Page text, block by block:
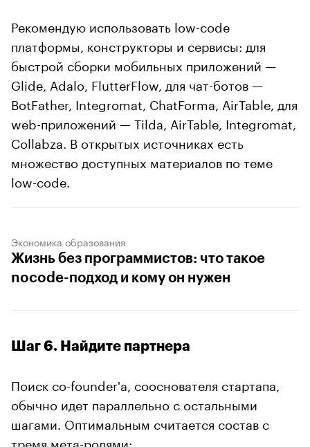
Рекомендую использовать low-code
платформы, конструкторы и сервисы: для
быстрой сборки мобильных приложений —
Glide, Adalo, FlutterFlow, для чат-ботов —
BotFather, Integromat, ChatForma, AirTable, для
web-приложений — Tilda, AirTable, Integromat,
Collabza. В открытых источниках есть
множество доступных материалов по теме
low-code.
Экономика образования
Жизнь без программистов: что такое
nocode-подход и кому он нужен
Шаг 6. Найдите партнера
Поиск co-founder'а, сооснователя стартапа,
обычно идет параллельно с остальными
шагами. Оптимальным считается состав с
тремя мета-ролями: